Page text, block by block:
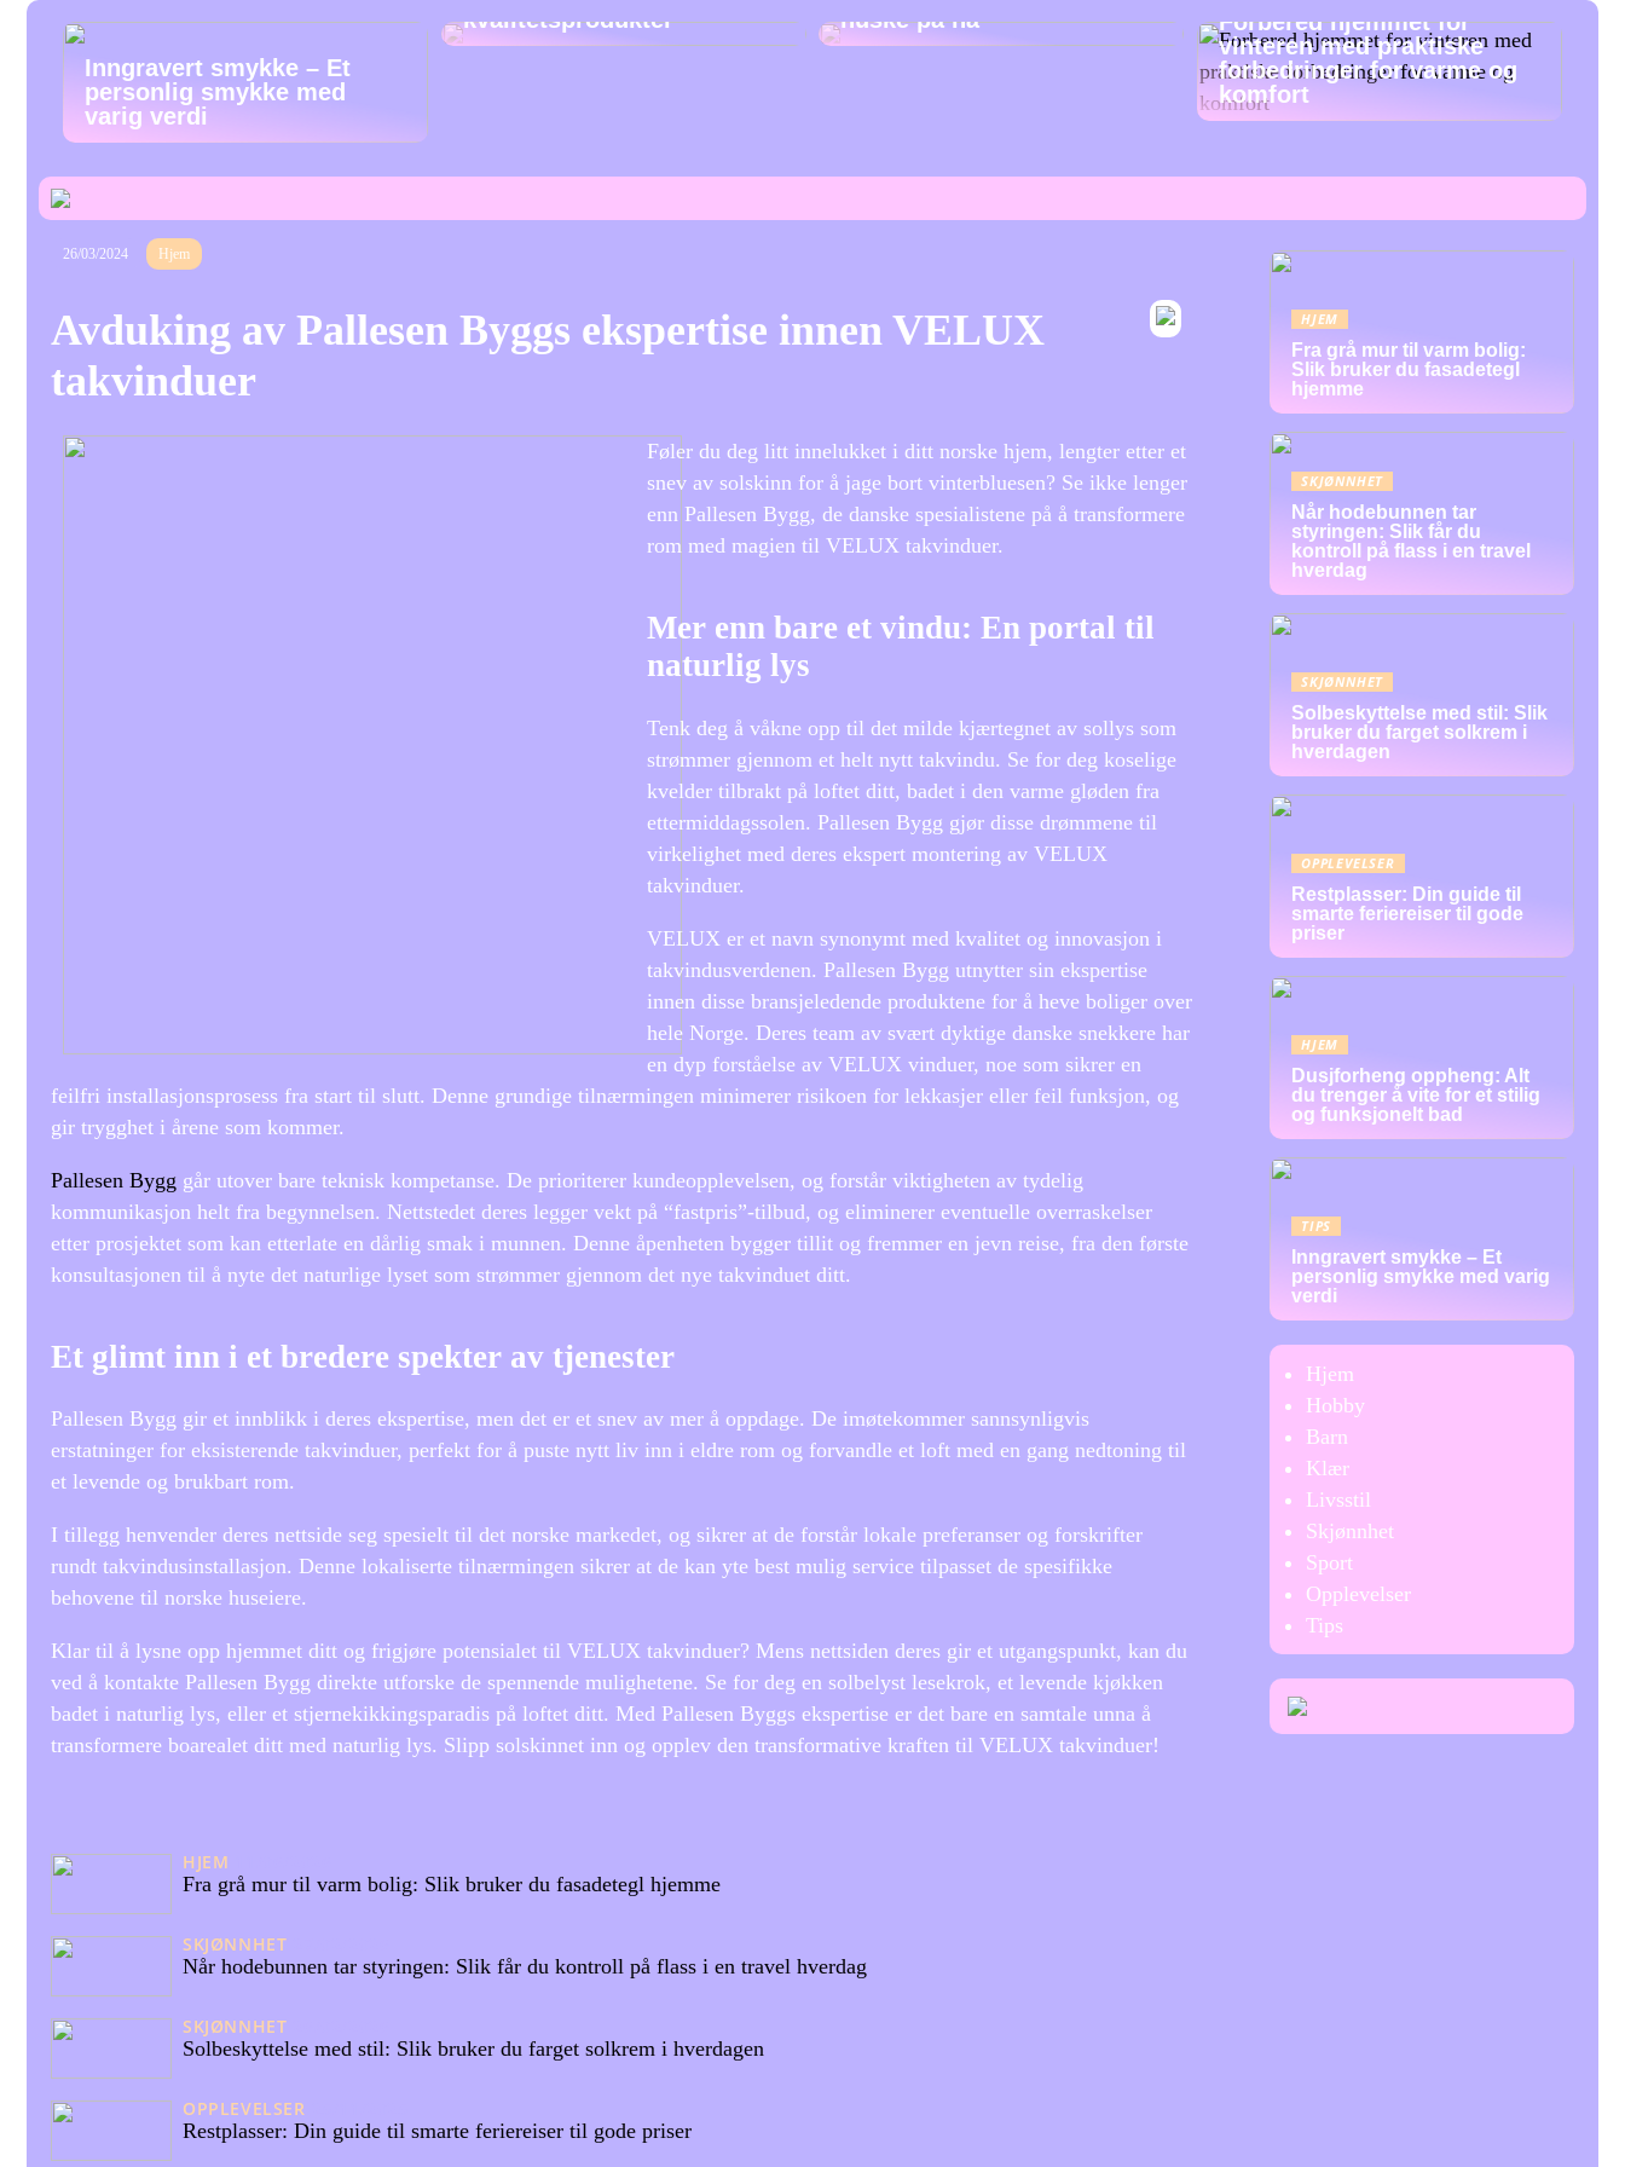
Inngravert smykke – Et
personlig smykke med
varig verdi
kvalitetsprodukter
huske på nå
Forbered hjemmet for
vinteren med praktiske
forbedringer for varme og
komfort
26/03/2024 Hjem
Avduking av Pallesen Byggs ekspertise innen VELUX
takvinduer
Føler du deg litt innelukket i ditt norske hjem, lengter etter et
snev av solskinn for å jage bort vinterbluesen? Se ikke lenger
enn Pallesen Bygg, de danske spesialistene på å transformere
rom med magien til VELUX takvinduer.
Mer enn bare et vindu: En portal til
naturlig lys
Tenk deg å våkne opp til det milde kjærtegnet av sollys som
strømmer gjennom et helt nytt takvindu. Se for deg koselige
kvelder tilbrakt på loftet ditt, badet i den varme gløden fra
ettermiddagssolen. Pallesen Bygg gjør disse drømmene til
virkelighet med deres ekspert montering av VELUX
takvinduer.
VELUX er et navn synonymt med kvalitet og innovasjon i
takvindusverdenen. Pallesen Bygg utnytter sin ekspertise
innen disse bransjeledende produktene for å heve boliger over
hele Norge. Deres team av svært dyktige danske snekkere har
en dyp forståelse av VELUX vinduer, noe som sikrer en
feilfri installasjonsprosess fra start til slutt. Denne grundige tilnærmingen minimerer risikoen for lekkasjer eller feil funksjon, og
gir trygghet i årene som kommer.
Pallesen Bygg går utover bare teknisk kompetanse. De prioriterer kundeopplevelsen, og forstår viktigheten av tydelig
kommunikasjon helt fra begynnelsen. Nettstedet deres legger vekt på “fastpris”-tilbud, og eliminerer eventuelle overraskelser
etter prosjektet som kan etterlate en dårlig smak i munnen. Denne åpenheten bygger tillit og fremmer en jevn reise, fra den første
konsultasjonen til å nyte det naturlige lyset som strømmer gjennom det nye takvinduet ditt.
Et glimt inn i et bredere spekter av tjenester
Pallesen Bygg gir et innblikk i deres ekspertise, men det er et snev av mer å oppdage. De imøtekommer sannsynligvis
erstatninger for eksisterende takvinduer, perfekt for å puste nytt liv inn i eldre rom og forvandle et loft med en gang nedtoning til
et levende og brukbart rom.
I tillegg henvender deres nettside seg spesielt til det norske markedet, og sikrer at de forstår lokale preferanser og forskrifter
rundt takvindusinstallasjon. Denne lokaliserte tilnærmingen sikrer at de kan yte best mulig service tilpasset de spesifikke
behovene til norske huseiere.
Klar til å lysne opp hjemmet ditt og frigjøre potensialet til VELUX takvinduer? Mens nettsiden deres gir et utgangspunkt, kan du
ved å kontakte Pallesen Bygg direkte utforske de spennende mulighetene. Se for deg en solbelyst lesekrok, et levende kjøkken
badet i naturlig lys, eller et stjernekikkingsparadis på loftet ditt. Med Pallesen Byggs ekspertise er det bare en samtale unna å
transformere boarealet ditt med naturlig lys. Slipp solskinnet inn og opplev den transformative kraften til VELUX takvinduer!
HJEM
Fra grå mur til varm bolig: Slik bruker du fasadetegl hjemme
SKJØNNHET
Når hodebunnen tar styringen: Slik får du kontroll på flass i en travel hverdag
SKJØNNHET
Solbeskyttelse med stil: Slik bruker du farget solkrem i hverdagen
OPPLEVELSER
Restplasser: Din guide til smarte feriereiser til gode priser
HJEM
Fra grå mur til varm bolig:
Slik bruker du fasadetegl
hjemme
SKJØNNHET
Når hodebunnen tar
styringen: Slik får du
kontroll på flass i en travel
hverdag
SKJØNNHET
Solbeskyttelse med stil: Slik
bruker du farget solkrem i
hverdagen
OPPLEVELSER
Restplasser: Din guide til
smarte feriereiser til gode
priser
HJEM
Dusjforheng oppheng: Alt
du trenger å vite for et stilig
og funksjonelt bad
TIPS
Inngravert smykke – Et
personlig smykke med varig
verdi
Hjem
Hobby
Barn
Klær
Livsstil
Skjønnhet
Sport
Opplevelser
Tips